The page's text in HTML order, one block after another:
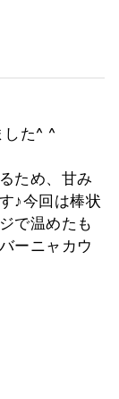
した^ ^
ため、甘み
♪今回は棒状
で温めたも
ーニャカウ